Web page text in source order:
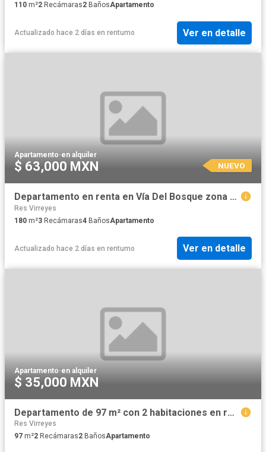
110 m²2 Recámaras2 BañosApartamento
Actualizado hace 2 días en rentumo Ver en detalle
Apartamento·en alquiler
$ 63,000 MXN NUEVO
Departamento en renta en Vía Del Bosque zona Andares Zapopan
Res Virreyes
180 m²3 Recámaras4 BañosApartamento
Actualizado hace 2 días en rentumo Ver en detalle
Apartamento·en alquiler
$ 35,000 MXN
Departamento de 97 m² con 2 habitaciones en renta en Puerta Las Lomas
Res Virreyes
97 m²2 Recámaras2 BañosApartamento